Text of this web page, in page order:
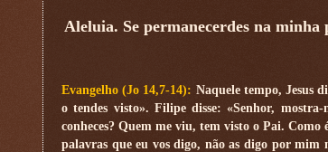
Aleluia. Se permanecerdes na
Evangelho (Jo 14,7-14): Naquele tempo, Jesus
o tendes visto». Filipe disse: «Senhor,
conheces? Quem me viu, tem visto o Pai. Como
palavras que eu vos digo, não as digo por mim